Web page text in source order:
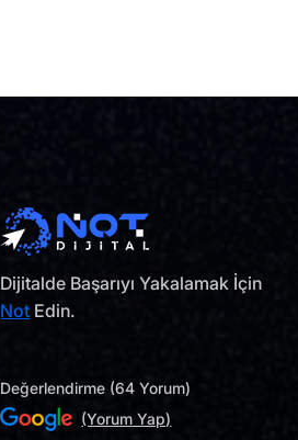
Dijitalde Başarıyı Yakalamak İçin
Not Edin.
Değerlendirme (64 Yorum)
(Yorum Yap)